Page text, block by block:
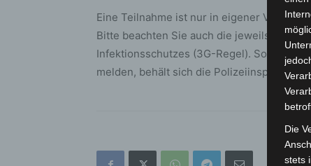
Eine Teilnahme ist nur in eigener
Bitte beachten Sie auch die jeweils
Infektionsschutzes (3G-Regel). Sollten
melden, behält sich die Polizeiinspektion
Die
stets